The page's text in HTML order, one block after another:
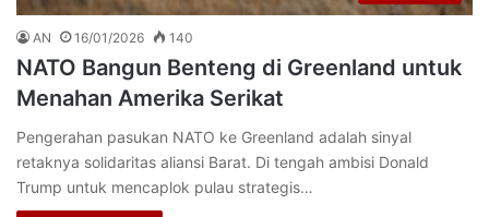
AN 16/01/2026 140
NATO Bangun Benteng di Greenland untuk
Menahan Amerika Serikat
Pengerahan pasukan NATO ke Greenland adalah sinyal
retaknya solidaritas aliansi Barat. Di tengah ambisi Donald
Trump untuk mencaplok pulau strategis…